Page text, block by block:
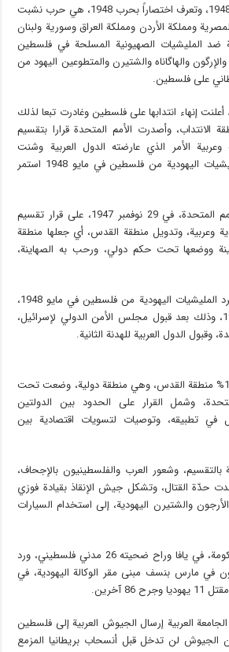
الحرب العربية الإسرائيلية 1948، وتعرف اختصاراً بحرب 1948، هي حرب نشبت
ومملكة الأردن ومملكة العراق وسورية ولبنان
ضد المليشيات الصهيونية المسلحة في فلسطين
والهاگاناه والشتيرن والمتطوعين اليهود من
على فلسطين.
إنهاء انتدابها على فلسطين وغادرت تبعا لذلك
الانتداب، وأصدرت الأمم المتحدة قرارا بتقسيم
الأمر الذي عارضته الدول العربية وشنت
هجوما عسكريا لطرد المليشيات اليهودية من فلسطين في مايو 1948 استمر
وافقت الجمعية العامة للأمم المتحدة، في 29 نوفمبر 1947، على قرار تقسيم
وعربية، وتدويل منطقة القدس، أي جعلها منطقة
ووضعها تحت حكم دولي، ورحب به الصهاينة،
وشنت هجوما عسكريا لطرد المليشيات اليهودية من فلسطين في مايو 1948،
استمر حتى 6 مارس 1949، وذلك بعد قبول مجلس الأمن الدولي لإسرائيل،
وقبول الدول العربية للهدنة الثانية.
56% لليهود، 43% للعرب، 1% منطقة القدس، وهي منطقة دولية، وضعت تحت
وشمل القرار على الحدود بين الدولتين
في تطبيقه، وتوصيات لتسويات اقتصادية بين
وشعور العرب والفلسطينيون بالإجحاف،
وتصاعدت حدّة القتال، وتشكل جيش الإنقاذ بقيادة فوزي
والشتيرن اليهودية، إلى استخدام السيارات
وفجرت في يناير مركز الحكومة، في يافا وراح ضحيته 26 مدني فلسطيني، ورد
في مارس بنسف مبنى مقر الوكالة اليهودية، في
آخرين.
1948 أقرت الجامعة العربية إرسال الجيوش العربية إلى فلسطين
الجيوش لن تدخل قبل أنسحاب بريطانيا المزمع